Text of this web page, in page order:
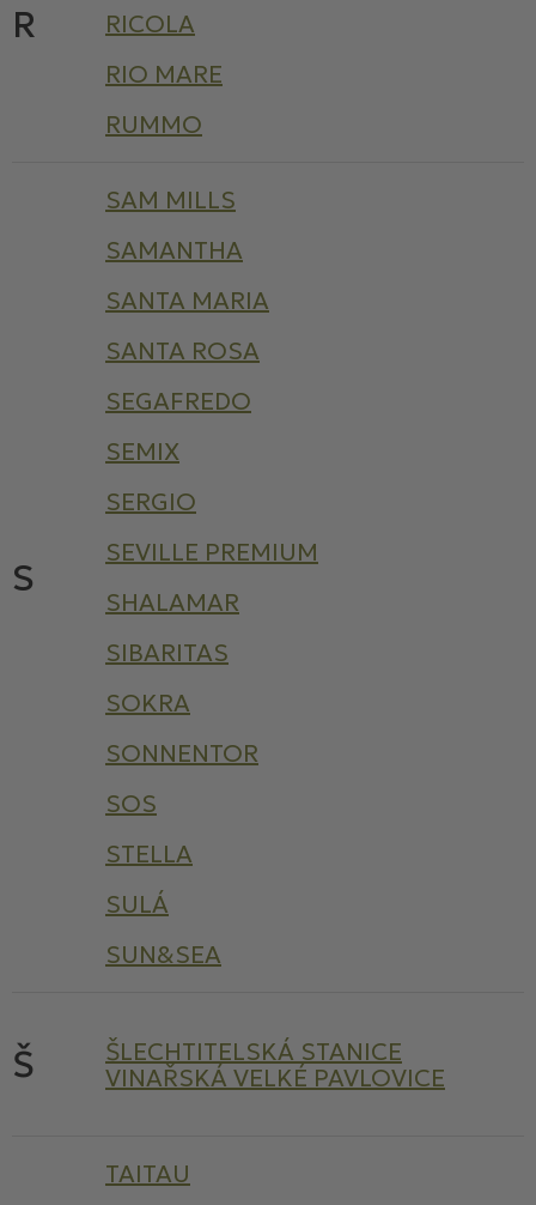
R
RICOLA
RIO MARE
RUMMO
S
SAM MILLS
SAMANTHA
SANTA MARIA
SANTA ROSA
SEGAFREDO
SEMIX
SERGIO
SEVILLE PREMIUM
SHALAMAR
SIBARITAS
SOKRA
SONNENTOR
SOS
STELLA
SULÁ
SUN&SEA
Š
ŠLECHTITELSKÁ STANICE
VINAŘSKÁ VELKÉ PAVLOVICE
TAITAU